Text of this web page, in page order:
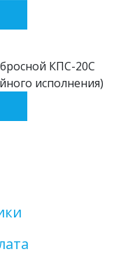
КПС-20С
исполнения)